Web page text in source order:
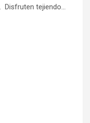
tejiendo…